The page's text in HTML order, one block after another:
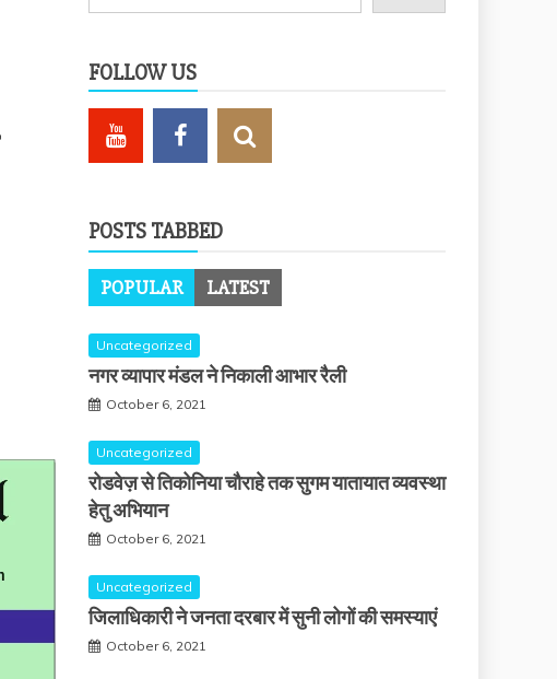
FOLLOW US
POSTS TABBED
POPULAR LATEST
Uncategorized
नगर व्यापार मंडल ने निकाली आभार रैली
October 6, 2021
Uncategorized
रोडवेज़ से तिकोनिया चौराहे तक सुगम यातायात व्यवस्था
हेतु अभियान
October 6, 2021
Uncategorized
जिलाधिकारी ने जनता दरबार में सुनी लोगों की समस्याएं
October 6, 2021